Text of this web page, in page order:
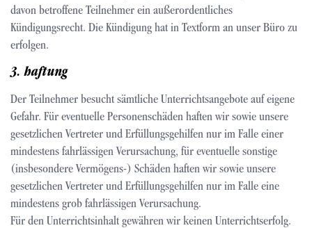
davon betroffene Teilnehmer ein außerordentliches
Kündigungsrecht. Die Kündigung hat in Textform an unser Büro zu
erfolgen.
3. haftung
Der Teilnehmer besucht sämtliche Unterrichtsangebote auf eigene
Gefahr. Für eventuelle Personenschäden haften wir sowie unsere
gesetzlichen Vertreter und Erfüllungsgehilfen nur im Falle einer
mindestens fahrlässigen Verursachung, für eventuelle sonstige
(insbesondere Vermögens-) Schäden haften wir sowie unsere
gesetzlichen Vertreter und Erfüllungsgehilfen nur im Falle eine
mindestens grob fahrlässigen Verursachung.
Für den Unterrichtsinhalt gewähren wir keinen Unterrichtserfolg.